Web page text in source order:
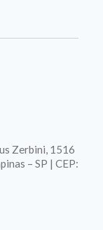
Zerbini, 1516
– SP | CEP: